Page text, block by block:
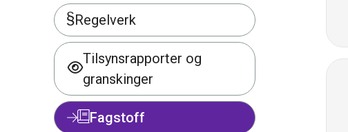
Regelverk
Tilsynsrapporter og
granskinger
Fagstoff